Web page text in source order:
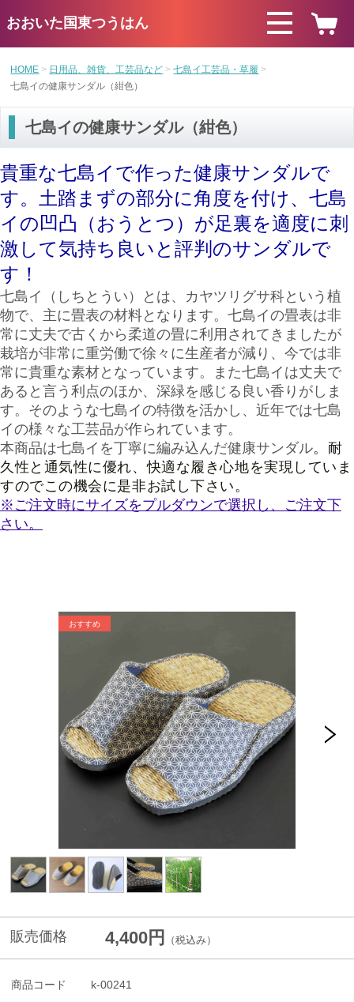
おおいた国東つうはん
HOME 日用品、雑貨、工芸品など
七島イ工芸品・草履
七島イの健康サンダル（紺色）
七島イの健康サンダル（紺色）
貴重な七島イで作った健康サンダルで
す。土踏まずの部分に角度を付け、七島
イの凹凸（おうとつ）が足裏を適度に刺
激して気持ち良いと評判のサンダルで
す！
七島イ（しちとうい）とは、カヤツリグサ科という植
物で、主に畳表の材料となります。七島イの畳表は非
常に丈夫で古くから柔道の畳に利用されてきましたが
栽培が非常に重労働で徐々に生産者が減り、今では非
常に貴重な素材となっています。また七島イは丈夫で
あると言う利点のほか、深緑を感じる良い香りがしま
す。そのような七島イの特徴を活かし、近年では七島
イの様々な工芸品が作られています。
本商品は七島イを丁寧に編み込んだ健康サンダル。耐
久性と通気性に優れ、快適な履き心地を実現していま
すのでこの機会に是非お試し下さい。
※ご注文時にサイズをプルダウンで選択し、ご注文下
さい。
販売価格 4,400円 （税込み）
商品コード k-00241